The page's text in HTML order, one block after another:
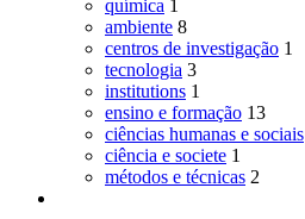
química 1
ambiente 8
centros de investigação 1
tecnologia 3
institutions 1
ensino e formação 13
ciências humanas e sociais
ciência e societe 1
métodos e técnicas 2